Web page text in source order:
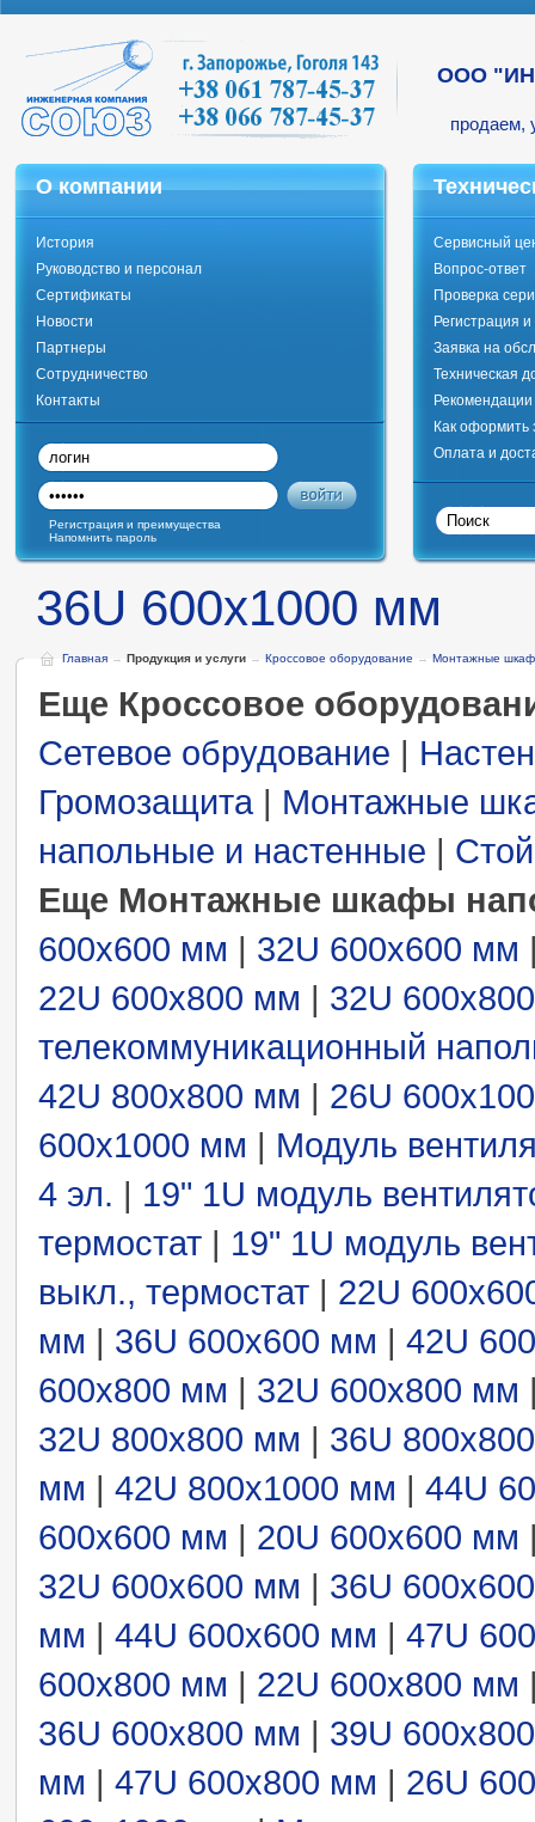
ООО
продаем,
О компании
История
Руководство и персонал
Сертификаты
Новости
Партнеры
Сотрудничество
Контакты
Сервисный
Вопрос-ответ
Проверка
Регистрация
Заявка на
Техническая
Как оформить
Оплата и
Регистрация и преимущества
Напомнить пароль
36U 600x1000 мм
Главная → Продукция и услуги → Кроссовое оборудование → Монтажные
Еще Кроссовое
Сетевое обрудование |
Громозащита| Монтажные
напольные и настенные |
Еще Монтажные шкафы
600x600 мм | 32U 600x600 мм
22U 600x800 мм | 32U
телекоммуникационный
42U 800x800 мм | 26U
600x1000 мм | Модуль
4 эл. | 19" 1U модуль
термостат | 19" 1U модуль
выкл., термостат | 22U
мм | 36U 600x600 мм | 42U
600x800 мм | 32U 600x800 мм
32U 800x800 мм | 36U
мм | 42U 800x1000 мм | 44U
600x600 мм | 20U 600x600 мм
32U 600x600 мм | 36U
мм | 44U 600x600 мм | 47U
600x800 мм | 22U 600x800 мм
36U 600x800 мм | 39U
мм | 47U 600x800 мм | 26U